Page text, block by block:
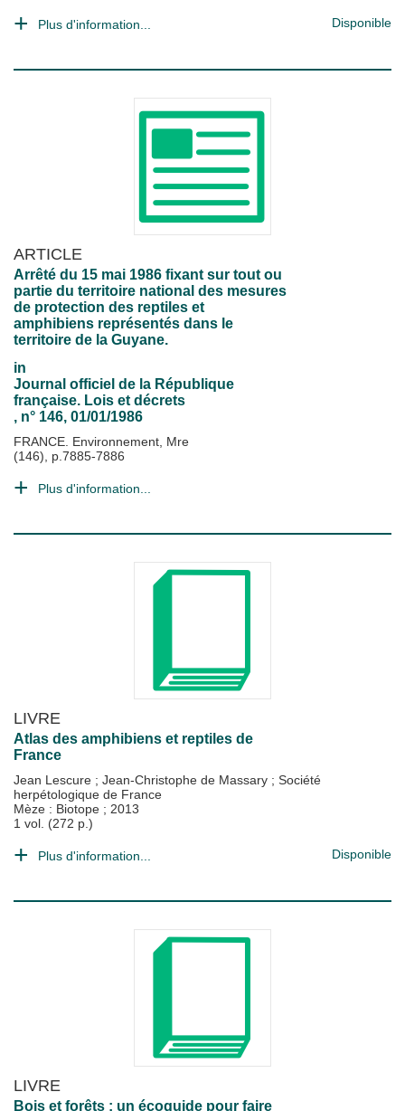
Plus d'information... Disponible
ARTICLE
Arrêté du 15 mai 1986 fixant sur tout ou
partie du territoire national des mesures
de protection des reptiles et
amphibiens représentés dans le
territoire de la Guyane.
in
Journal officiel de la République
française. Lois et décrets
, n° 146, 01/01/1986
FRANCE. Environnement, Mre
(146), p.7885-7886
Plus d'information...
LIVRE
Atlas des amphibiens et reptiles de
France
Jean Lescure ; Jean-Christophe de Massary ; Société
herpétologique de France
Mèze : Biotope ; 2013
1 vol. (272 p.)
Plus d'information... Disponible
LIVRE
Bois et forêts : un écoguide pour faire